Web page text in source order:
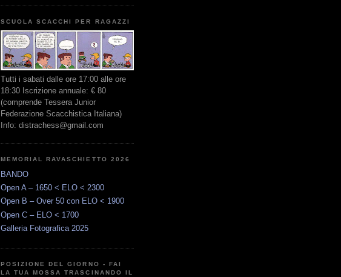
SCUOLA SCACCHI PER RAGAZZI
Tutti i sabati dalle ore 17:00 alle ore
18:30 Iscrizione annuale: € 80
(comprende Tessera Junior
Federazione Scacchistica Italiana)
Info: distrachess@gmail.com
MEMORIAL RAVASCHIETTO 2026
BANDO
Open A – 1650 < ELO < 2300
Open B – Over 50 con ELO < 1900
Open C – ELO < 1700
Galleria Fotografica 2025
POSIZIONE DEL GIORNO - FAI
LA TUA MOSSA TRASCINANDO IL